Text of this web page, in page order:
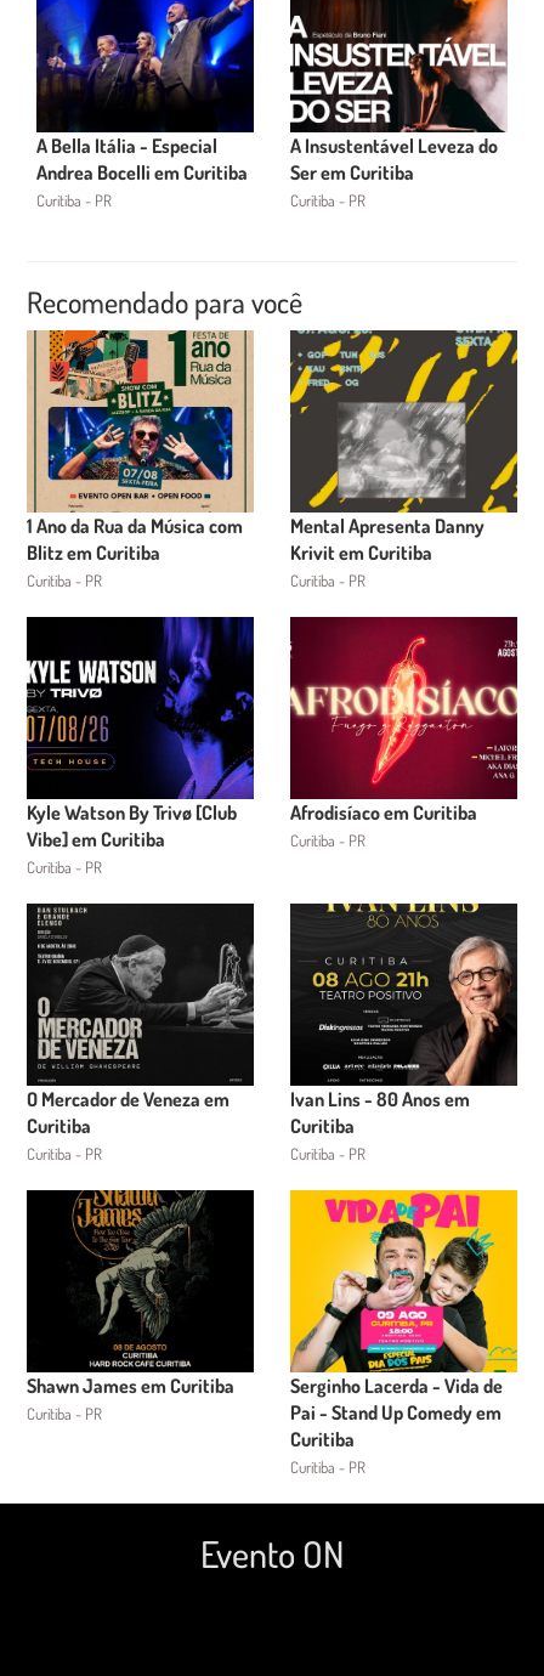
A Bella Itália - Especial
Andrea Bocelli em Curitiba
Curitiba - PR
A Insustentável Leveza do
Ser em Curitiba
Curitiba - PR
Recomendado para você
1 Ano da Rua da Música com
Blitz em Curitiba
Curitiba - PR
Mental Apresenta Danny
Krivit em Curitiba
Curitiba - PR
Kyle Watson By Trivø [Club
Vibe] em Curitiba
Curitiba - PR
Afrodisíaco em Curitiba
Curitiba - PR
O Mercador de Veneza em
Curitiba
Curitiba - PR
Ivan Lins - 80 Anos em
Curitiba
Curitiba - PR
Shawn James em Curitiba
Curitiba - PR
Serginho Lacerda - Vida de
Pai - Stand Up Comedy em
Curitiba
Curitiba - PR
Evento ON